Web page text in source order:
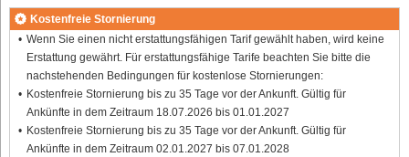
Kostenfreie Stornierung
Wenn Sie einen nicht erstattungsfähigen Tarif gewählt haben, wird keine
Erstattung gewährt. Für erstattungsfähige Tarife beachten Sie bitte die
nachstehenden Bedingungen für kostenlose Stornierungen:
Kostenfreie Stornierung bis zu 35 Tage vor der Ankunft. Gültig für
Ankünfte in dem Zeitraum 18.07.2026 bis 01.01.2027
Kostenfreie Stornierung bis zu 35 Tage vor der Ankunft. Gültig für
Ankünfte in dem Zeitraum 02.01.2027 bis 07.01.2028